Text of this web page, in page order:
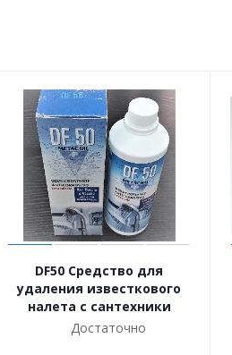
DF50 Cредство для
удаления известкового
налета с сантехники
Достаточно